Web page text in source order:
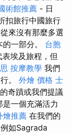
術館推薦 - 日
扣旅行中國旅行
來沒有那麼多選
一部分。 台胞
埃及旅程，但
按摩教學 我們
。 外燴 價格 士
奇蹟或我們提議
一個充滿活力
燴推薦 在我們的
如Sagrada